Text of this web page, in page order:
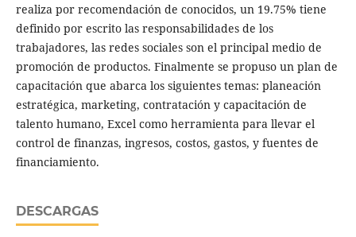
realiza por recomendación de conocidos, un 19.75% tiene
definido por escrito las responsabilidades de los
trabajadores, las redes sociales son el principal medio de
promoción de productos. Finalmente se propuso un plan de
capacitación que abarca los siguientes temas: planeación
estratégica, marketing, contratación y capacitación de
talento humano, Excel como herramienta para llevar el
control de finanzas, ingresos, costos, gastos, y fuentes de
financiamiento.
DESCARGAS